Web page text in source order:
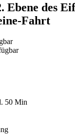
Ebene des
Fahrt
50 Min